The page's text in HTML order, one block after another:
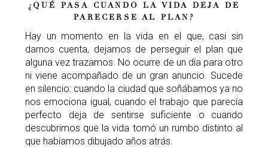
¿QUÉ PASA CUANDO LA VIDA DEJA DE
PARECERSE AL PLAN?
Hay un momento en la vida en el que, casi sin
darnos cuenta, dejamos de perseguir el plan que
alguna vez trazamos. No ocurre de un día para otro
ni viene acompañado de un gran anuncio. Sucede
en silencio: cuando la ciudad que soñábamos ya no
nos emociona igual, cuando el trabajo que parecía
perfecto deja de sentirse suficiente o cuando
descubrimos que la vida tomó un rumbo distinto al
que habíamos dibujado años atrás.